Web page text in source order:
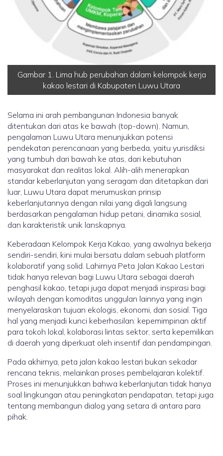
Gambar 1. Lima hub perubahan dalam kelompok kerja
kakao lestari di Kabupaten Luwu Utara
Selama ini arah pembangunan Indonesia banyak
ditentukan dari atas ke bawah (top-down). Namun,
pengalaman Luwu Utara menunjukkan potensi
pendekatan perencanaan yang berbeda, yaitu yurisdiksi
yang tumbuh dari bawah ke atas, dari kebutuhan
masyarakat dan realitas lokal. Alih-alih menerapkan
standar keberlanjutan yang seragam dan ditetapkan dari
luar, Luwu Utara dapat merumuskan prinsip
keberlanjutannya dengan nilai yang digali langsung
berdasarkan pengalaman hidup petani, dinamika sosial,
dan karakteristik unik lanskapnya.
Keberadaan Kelompok Kerja Kakao, yang awalnya bekerja
sendiri-sendiri, kini mulai bersatu dalam sebuah platform
kolaboratif yang solid. Lahirnya Peta Jalan Kakao Lestari
tidak hanya relevan bagi Luwu Utara sebagai daerah
penghasil kakao, tetapi juga dapat menjadi inspirasi bagi
wilayah dengan komoditas unggulan lainnya yang ingin
menyelaraskan tujuan ekologis, ekonomi, dan sosial. Tiga
hal yang menjadi kunci keberhasilan: kepemimpinan aktif
para tokoh lokal, kolaborasi lintas sektor, serta kepemilikan
di daerah yang diperkuat oleh insentif dan pendampingan.
Pada akhirnya, peta jalan kakao lestari bukan sekadar
rencana teknis, melainkan proses pembelajaran kolektif.
Proses ini menunjukkan bahwa keberlanjutan tidak hanya
soal lingkungan atau peningkatan pendapatan, tetapi juga
tentang membangun dialog yang setara di antara para
pihak.